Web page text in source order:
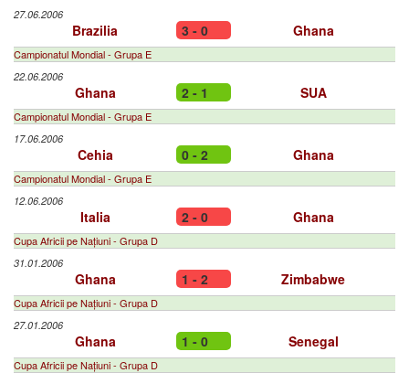
27.06.2006
Brazilia 3 - 0 Ghana
Campionatul Mondial - Grupa E
22.06.2006
Ghana 2 - 1 SUA
Campionatul Mondial - Grupa E
17.06.2006
Cehia 0 - 2 Ghana
Campionatul Mondial - Grupa E
12.06.2006
Italia 2 - 0 Ghana
Cupa Africii pe Națiuni - Grupa D
31.01.2006
Ghana 1 - 2 Zimbabwe
Cupa Africii pe Națiuni - Grupa D
27.01.2006
Ghana 1 - 0 Senegal
Cupa Africii pe Națiuni - Grupa D